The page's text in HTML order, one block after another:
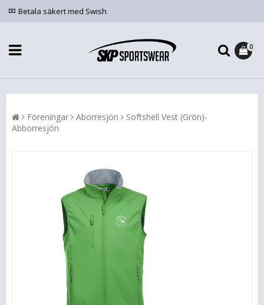
Betala säkert med Swish
0
Föreningar Aborresjön
Softshell Vest (Grön)-
Abborresjön